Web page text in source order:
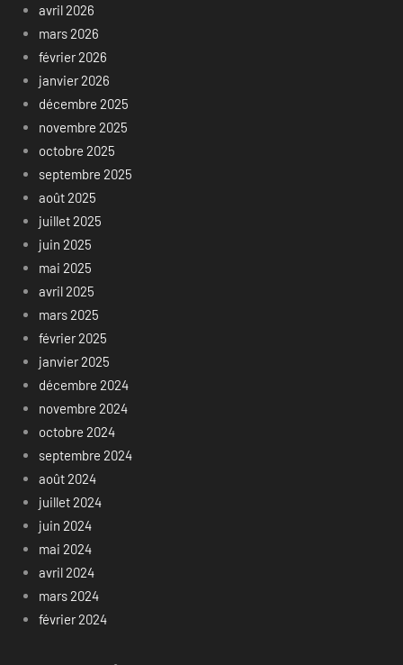
avril 2026
mars 2026
février 2026
janvier 2026
décembre 2025
novembre 2025
octobre 2025
septembre 2025
août 2025
juillet 2025
juin 2025
mai 2025
avril 2025
mars 2025
février 2025
janvier 2025
décembre 2024
novembre 2024
octobre 2024
septembre 2024
août 2024
juillet 2024
juin 2024
mai 2024
avril 2024
mars 2024
février 2024